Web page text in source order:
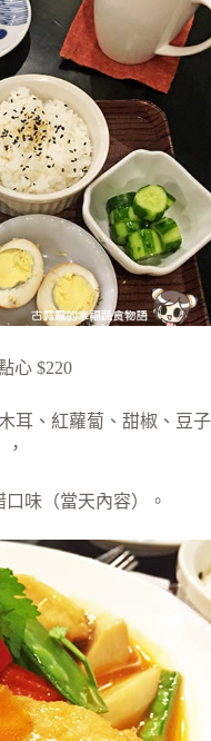
心 $220
耳、紅蘿蔔、甜椒、豆子
味（當天內容）。